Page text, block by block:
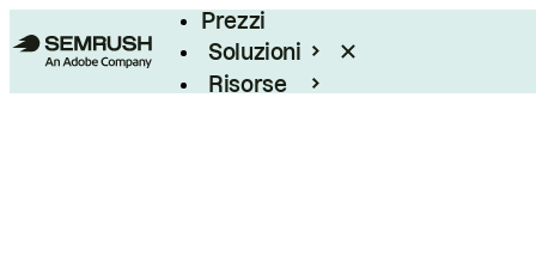
Prezzi
Soluzioni
Risorse